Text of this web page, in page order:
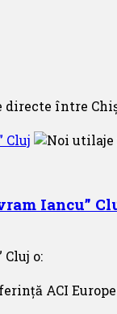
între
Cluj
Iancu”
o: